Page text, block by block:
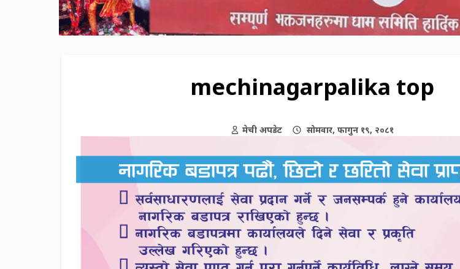
mechinagarpalika top
मेची अपडेट सोमवार, फागुन १९, २०८१